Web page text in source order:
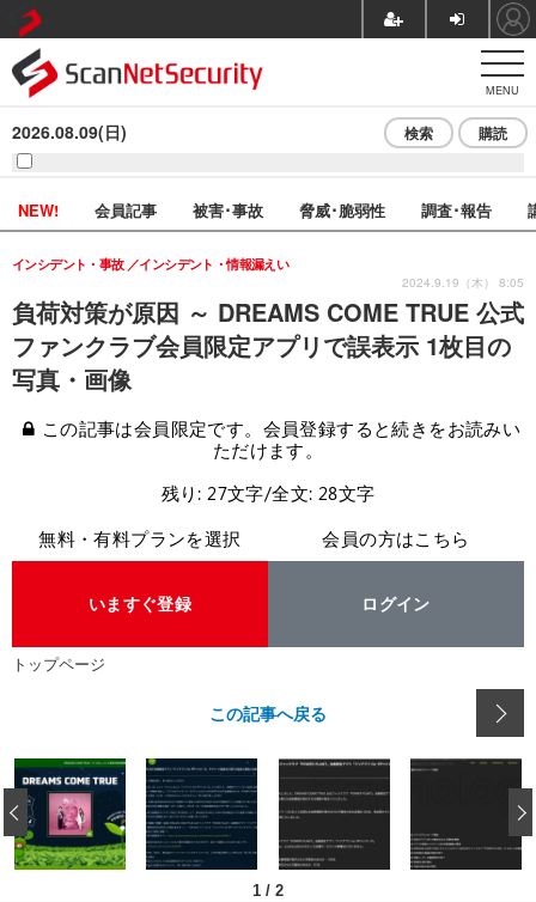
MENU
2026.08.09(日) 検索 購読
NEW! 会員記事 被害･事故 脅威･脆弱性 調査･報告
負荷対策が原因 ～ DREAMS COME TRUE 公式
ファンクラブ会員限定アプリで誤表示 1枚目の
写真・画像
インシデント・事故 インシデント・情報漏えい
2024.9.19（木） 8:05
この記事は会員限定です。会員登録すると続きをお読みい
ただけます。
残り: 27文字/全文: 28文字
無料・有料プランを選択
いますぐ登録
会員の方はこちら
ログイン
トップページ
この記事へ戻る
1 / 2
‹